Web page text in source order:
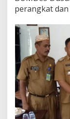
perangkat